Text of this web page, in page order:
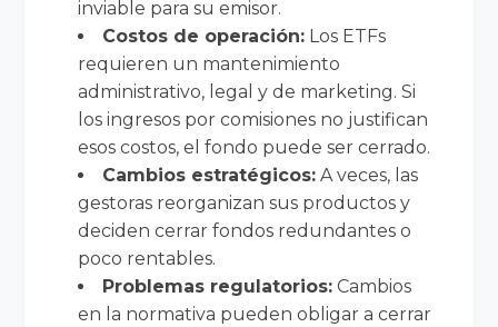
inviable para su emisor.
Costos de operación: Los ETFs
requieren un mantenimiento
administrativo, legal y de marketing. Si
los ingresos por comisiones no justifican
esos costos, el fondo puede ser cerrado.
Cambios estratégicos: A veces, las
gestoras reorganizan sus productos y
deciden cerrar fondos redundantes o
poco rentables.
Problemas regulatorios: Cambios
en la normativa pueden obligar a cerrar